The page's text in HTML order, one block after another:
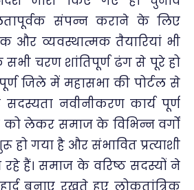
संपन्न कराने के लिए
और व्यवस्थात्मक तैयारियां भी
सभी चरण शांतिपूर्ण ढंग से पूरे हो
जिले में महासभा की पोर्टल से
सदस्यता नवीनीकरण कार्य पूर्ण
को लेकर समाज के विभिन्न वर्गों
हो गया है और संभावित प्रत्याशी
हैं। समाज के वरिष्ठ सदस्यों ने
बनाए रखते हुए लोकतांत्रिक